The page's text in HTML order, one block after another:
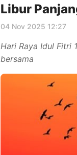
Libur
04 Nov 2025 12:27
Hari Raya Idul Fitri
bersama